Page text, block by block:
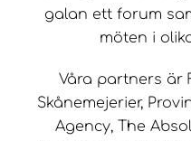
galan ett forum
möten i
Våra partners är
Skånemejerier,
Agency, The